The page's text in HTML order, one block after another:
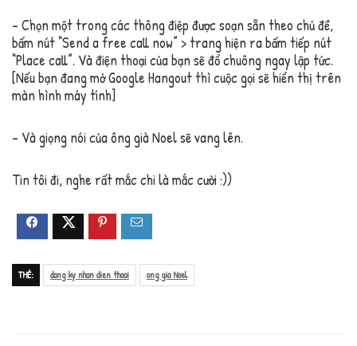
– Chọn một trong các thông điệp được soạn sẵn theo chủ đề,
bấm nút “Send a free call now” > trang hiện ra bấm tiếp nút
“Place call”. Và điện thoại của bạn sẽ đổ chuông ngay lập tức.
[Nếu bạn đang mở Google Hangout thì cuộc gọi sẽ hiển thị trên
màn hình máy tính]
– Và giọng nói của ông già Noel sẽ vang lên.
Tin tôi đi, nghe rất mắc chi là mắc cười :))
THẺ: dang ky nhan dien thoai ong gia Noel